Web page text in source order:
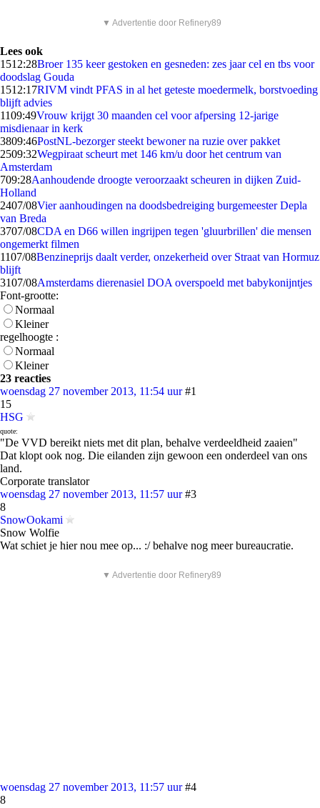
▼ Advertentie door Refinery89
Lees ook
1512:28Broer 135 keer gestoken en gesneden: zes jaar cel en tbs voor
doodslag Gouda
1512:17RIVM vindt PFAS in al het geteste moedermelk, borstvoeding
blijft advies
1109:49Vrouw krijgt 30 maanden cel voor afpersing 12-jarige
misdienaar in kerk
3809:46PostNL-bezorger steekt bewoner na ruzie over pakket
2509:32Wegpiraat scheurt met 146 km/u door het centrum van
Amsterdam
709:28Aanhoudende droogte veroorzaakt scheuren in dijken Zuid-
Holland
2407/08Vier aanhoudingen na doodsbedreiging burgemeester Depla
van Breda
3707/08CDA en D66 willen ingrijpen tegen 'gluurbrillen' die mensen
ongemerkt filmen
1107/08Benzineprijs daalt verder, onzekerheid over Straat van Hormuz
blijft
3107/08Amsterdams dierenasiel DOA overspoeld met babykonijntjes
Font-grootte:
Normaal
Kleiner
regelhoogte :
Normaal
Kleiner
23 reacties
woensdag 27 november 2013, 11:54 uur #1
15
HSG
quote:
"De VVD bereikt niets met dit plan, behalve verdeeldheid zaaien"
Dat klopt ook nog. Die eilanden zijn gewoon een onderdeel van ons
land.
Corporate translator
woensdag 27 november 2013, 11:57 uur #3
8
SnowOokami
Snow Wolfie
Wat schiet je hier nou mee op... :/ behalve nog meer bureaucratie.
▼ Advertentie door Refinery89
woensdag 27 november 2013, 11:57 uur #4
8